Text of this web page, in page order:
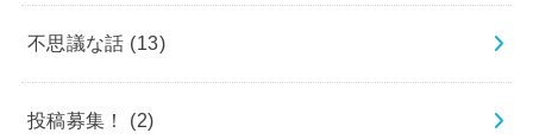
不思議な話 (13)
投稿募集！ (2)